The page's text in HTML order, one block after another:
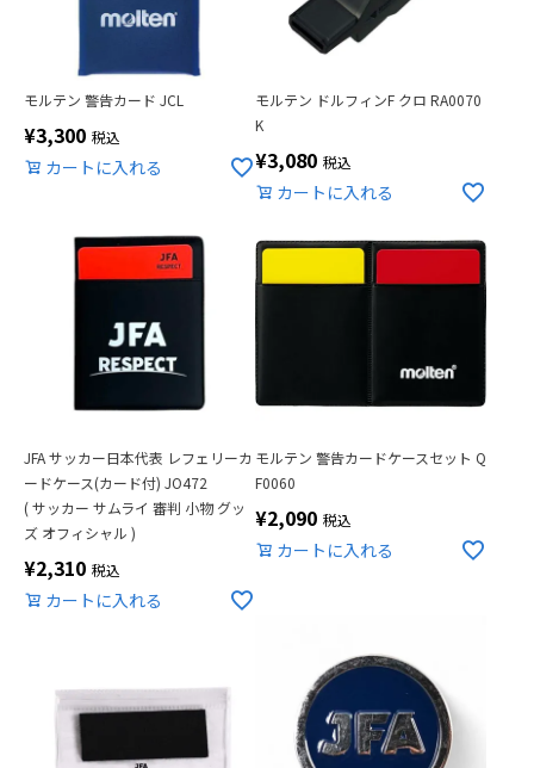
モルテン 警告カード JCL
¥3,300 税込
カートに入れる
モルテン ドルフィンF クロ RA0070
K
¥3,080 税込
カートに入れる
JFA サッカー日本代表 レフェリーカ
ードケース(カード付) JO472
( サッカー サムライ 審判 小物 グッ
ズ オフィシャル )
¥2,310 税込
カートに入れる
モルテン 警告カードケースセット Q
F0060
¥2,090 税込
カートに入れる